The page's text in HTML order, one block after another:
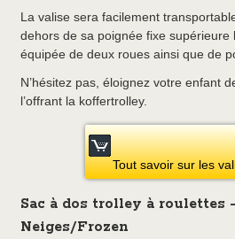
La valise sera facilement
dehors de sa poignée fixe supérieure
équipée de deux roues ainsi que de
N’hésitez pas, éloignez votre enfant
l’offrant la koffertrolley.
Tout savoir sur les
Sac à dos trolley à roulettes
Neiges/Frozen